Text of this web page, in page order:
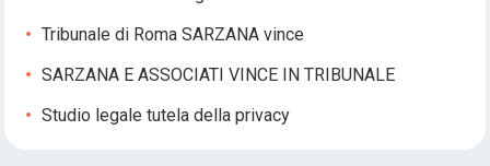
Tribunale di Roma SARZANA vince
SARZANA E ASSOCIATI VINCE IN TRIBUNALE
Studio legale tutela della privacy